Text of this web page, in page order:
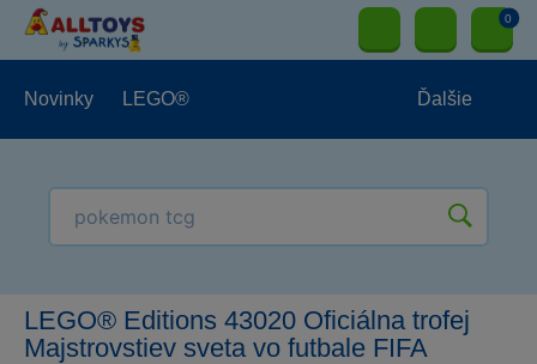
0
Novinky LEGO®
Hračky pre chlapcov
Ďalšie
LEGO® Editions 43020 Oficiálna trofej
Majstrovstiev sveta vo futbale FIFA